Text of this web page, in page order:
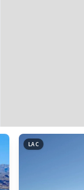
Leaflet|
LAC